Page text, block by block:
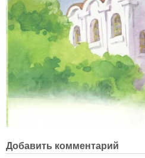
Добавить комментарий